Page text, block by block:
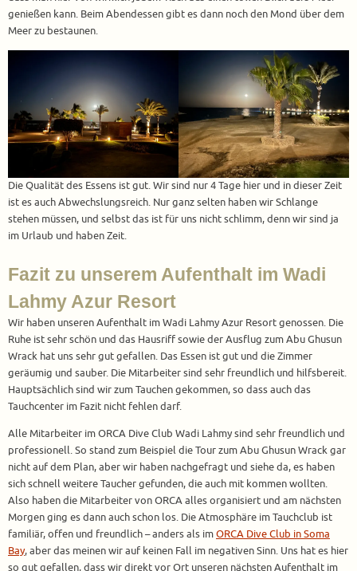
genießen kann. Beim Abendessen gibt es dann noch den Mond über dem
Meer zu bestaunen.
Die Qualität des Essens ist gut. Wir sind nur 4 Tage hier und in dieser Zeit
ist es auch Abwechslungsreich. Nur ganz selten haben wir Schlange
stehen müssen, und selbst das ist für uns nicht schlimm, denn wir sind ja
im Urlaub und haben Zeit.
Fazit zu unserem Aufenthalt im Wadi
Lahmy Azur Resort
Wir haben unseren Aufenthalt im Wadi Lahmy Azur Resort genossen. Die
Ruhe ist sehr schön und das Hausriff sowie der Ausflug zum Abu Ghusun
Wrack hat uns sehr gut gefallen. Das Essen ist gut und die Zimmer
geräumig und sauber. Die Mitarbeiter sind sehr freundlich und hilfsbereit.
Hauptsächlich sind wir zum Tauchen gekommen, so dass auch das
Tauchcenter im Fazit nicht fehlen darf.
Alle Mitarbeiter im ORCA Dive Club Wadi Lahmy sind sehr freundlich und
professionell. So stand zum Beispiel die Tour zum Abu Ghusun Wrack gar
nicht auf dem Plan, aber wir haben nachgefragt und siehe da, es haben
sich schnell weitere Taucher gefunden, die auch mit kommen wollten.
Also haben die Mitarbeiter von ORCA alles organisiert und am nächsten
Morgen ging es dann auch schon los. Die Atmosphäre im Tauchclub ist
familiär, offen und freundlich – anders als imORCA Dive Club in Soma
Bay, aber das meinen wir auf keinen Fall im negativen Sinn. Uns hat es hier
so gut gefallen, dass wir direkt vor Ort unseren nächsten Aufenthalt im